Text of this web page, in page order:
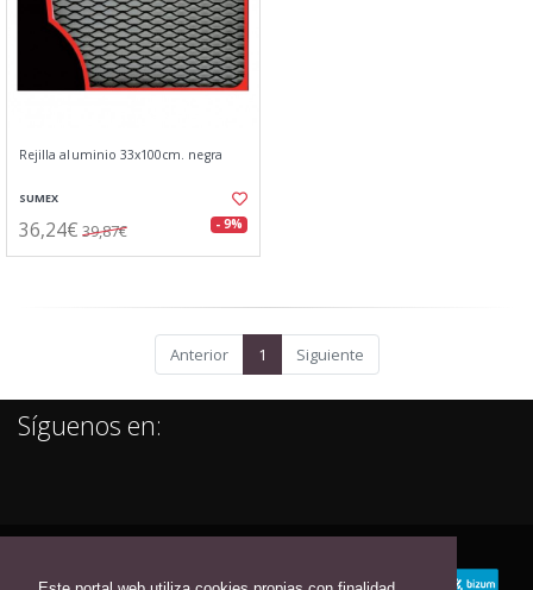
Rejilla aluminio 33x100cm. negra
SUMEX
36,24€ 39,87€ - 9%
Anterior 1 Siguiente
Síguenos en: